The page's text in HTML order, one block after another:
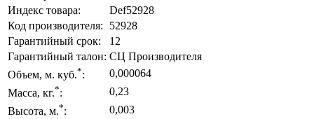
Индекс товара:
Def52928
Код производителя:
52928
Гарантийный срок:
12
Гарантийный талон: СЦ Производителя
Объем, м. куб.*:
0,000064
Масса, кг.*:
0,23
Высота, м.*:
0,003